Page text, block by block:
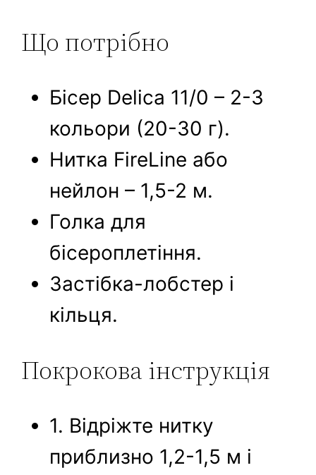
Що потрібно
Бісер Delica 11/0 – 2-3
кольори (20-30 г).
Нитка FireLine або
нейлон – 1,5-2 м.
Голка для
бісероплетіння.
Застібка-лобстер і
кільця.
Покрокова інструкція
1. Відріжте нитку
приблизно 1,2-1,5 м і